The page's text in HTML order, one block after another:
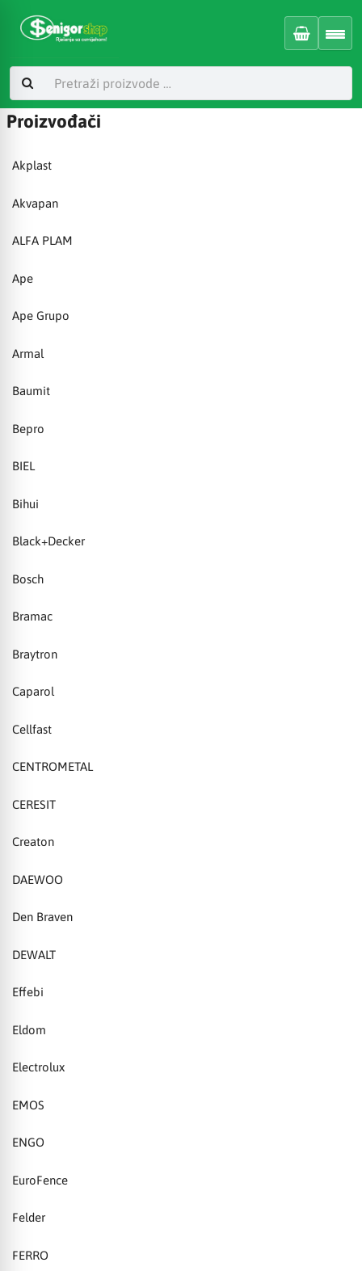
Proizvođači
Akplast
Akvapan
ALFA PLAM
Ape
Ape Grupo
Armal
Baumit
Bepro
BIEL
Bihui
Black+Decker
Bosch
Bramac
Braytron
Caparol
Cellfast
CENTROMETAL
CERESIT
Creaton
DAEWOO
Den Braven
DEWALT
Effebi
Eldom
Electrolux
EMOS
ENGO
EuroFence
Felder
FERRO